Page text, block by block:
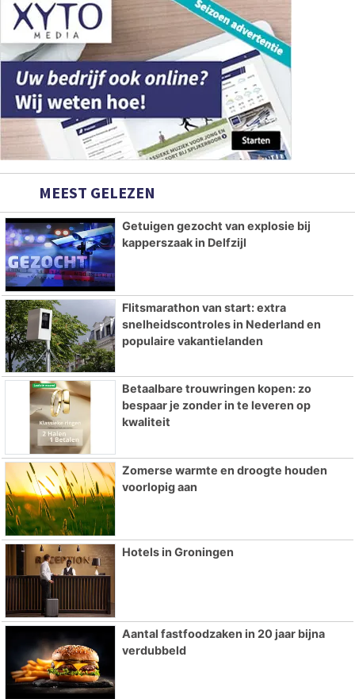
MEEST GELEZEN
Getuigen gezocht van explosie bij
kapperszaak in Delfzijl
Flitsmarathon van start: extra
snelheidscontroles in Nederland en
populaire vakantielanden
Betaalbare trouwringen kopen: zo
bespaar je zonder in te leveren op
kwaliteit
Zomerse warmte en droogte houden
voorlopig aan
Hotels in Groningen
Aantal fastfoodzaken in 20 jaar bijna
verdubbeld